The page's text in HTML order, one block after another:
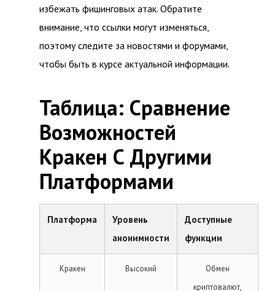
избежать фишинговых атак. Обратите
внимание, что ссылки могут изменяться,
поэтому следите за новостями и форумами,
чтобы быть в курсе актуальной информации.
Таблица: Сравнение
Возможностей
Кракен С Другими
Платформами
Платформа
Уровень
анонимности
Доступные
функции
Кракен Высокий
Обмен
криптовалют,